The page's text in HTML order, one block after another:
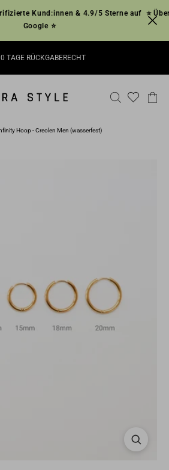
Kund:innen & 4.9/5 Sterne auf
Google ⭐
⭐ Über
Diashow
TAGE RÜCKGABERECHT
SUCHE
Hoop - Creolen Men (wasserfest)